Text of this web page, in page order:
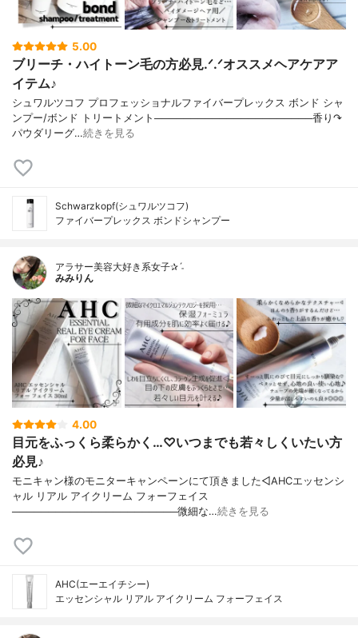
5.00
ブリーチ・ハイトーン毛の方必見.ᐟ.ᐟオススメヘアケアア
イテム♪
シュワルツコフ プロフェッショナルファイバープレックス ボンド シャ
ンプー/ボンド トリートメント──────────────────────香り↷
パウダリーグ…続きを見る
Schwarzkopf(シュワルツコフ)
ファイバープレックス ボンドシャンプー
アラサー美容大好き系女子✰ˊ˗
みみりん
4.00
目元をふっくら柔らかく…♡いつまでも若々しくいたい方
必見♪
モニキャン様のモニターキャンペーンにて頂きました◁AHCエッセンシ
ャル リアル アイクリーム フォーフェイス
───────────────────────微細な…続きを見る
AHC(エーエイチシー)
エッセンシャル リアル アイクリーム フォーフェイス